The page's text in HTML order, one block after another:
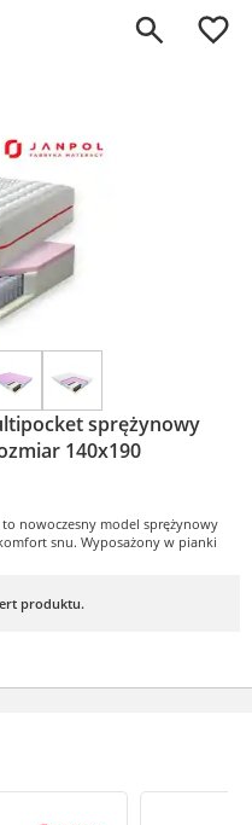
0
sprężynowy
140x190
to nowoczesny model sprężynowy
snu. Wyposażony w pianki
produktu.